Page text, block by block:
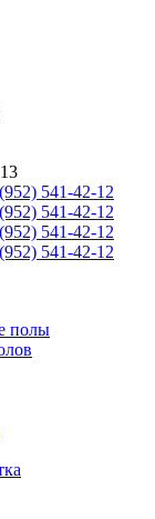
541-42-12
541-42-12
541-42-12
541-42-12
полы